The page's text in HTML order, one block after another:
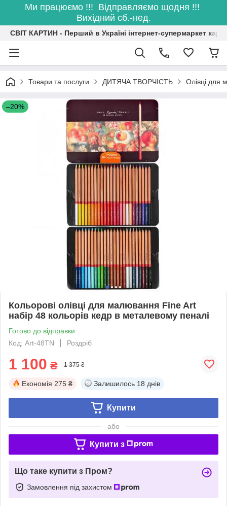
Ми працюємо !!! Відправляємо щодня !!!
Вихідний сб.-нед.
СВІТ КАРТИН - Перший в Україні інтернет-супермаркет
Товари та послуги ДИТЯЧА ТВОРЧІСТЬ Олівці для
–20%
Кольорові олівці для малювання Fine Art
набір 48 кольорів кедр в металевому пеналі
Готово до відправки
Код: Art-48TN
Роздріб
1 100 ₴ 1 375 ₴
Економія 275 ₴ Залишилось 18 днів
Купити
або
Купити з
Що таке купити з Пром?
Замовлення під захистом